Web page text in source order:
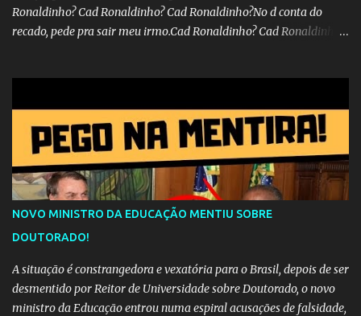
Ronaldinho? Cad Ronaldinho? Cad Ronaldinho?No d conta do
recado, pede pra sair meu irmo.Cad Ronaldinho? Cad Ronaldinho?
NOVO MINISTRO DA EDUCAÇÃO MENTIU SOBRE
DOUTORADO!
A situação é constrangedora e vexatória para o Brasil, depois de ser
desmentido por Reitor de Universidade sobre Doutorado, o novo
ministro da Educação entrou numa espiral acusações de falsidade,